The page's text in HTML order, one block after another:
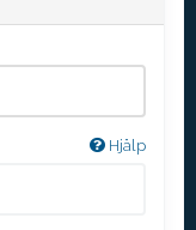
Hjälp